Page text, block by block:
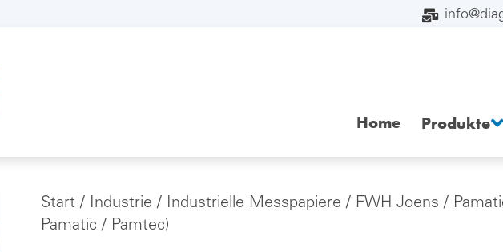
Home Produkte
Start / Industrie / Industrielle Messpapiere / FWH Joens /
Pamatic / Pamtec)